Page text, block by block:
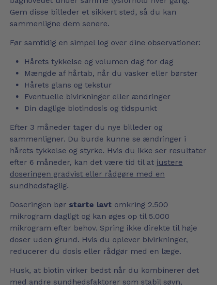
Gem disse billeder et sikkert sted, så du kan
sammenligne dem senere.
Før samtidig en simpel log over dine observationer:
Hårets tykkelse og volumen dag for dag
Mængde af hårtab, når du vasker eller børster
Hårets glans og tekstur
Eventuelle bivirkninger eller ændringer
Din daglige biotindosis og tidspunkt
Efter 3 måneder tager du nye billeder og
sammenligner. Du burde kunne se ændringer i
hårets tykkelse og styrke. Hvis du ikke ser resultater
efter 6 måneder, kan det være tid til at justere
doseringen gradvist eller rådgøre med en
sundhedsfaglig.
Doseringen bør starte lavt omkring 2.500
mikrogram dagligt og kan øges op til 5.000
mikrogram efter behov. Spring ikke direkte til høje
doser uden grund. Hvis du oplever bivirkninger,
reducerer du dosis eller rådgør med en læge.
Husk, at biotin virker bedst når du kombinerer det
med andre sundhedsfaktorer som stabil søvn,